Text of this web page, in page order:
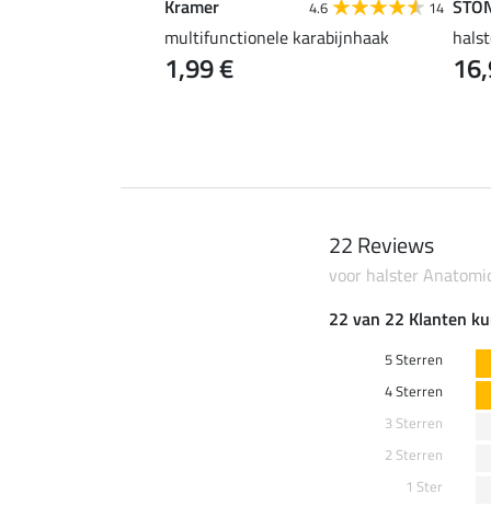
Kramer 4.6 14
multifunctionele karabijnhaak
1,99 €
22 Reviews
voor halster
22 van 22 Klanten
5 Sterren
4 Sterren
3 Sterren
2 Sterren
1 Ster